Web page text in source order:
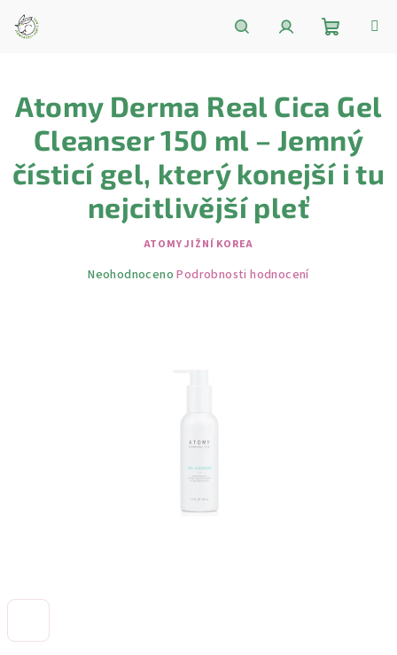
obsah
košík
Atomy Derma Real Cica Gel
Cleanser 150 ml – Jemný
čísticí gel, který konejší i tu
nejcitlivější pleť
ATOMY JIŽNÍ KOREA
Průměrné
Neohodnoceno Podrobnosti hodnocení